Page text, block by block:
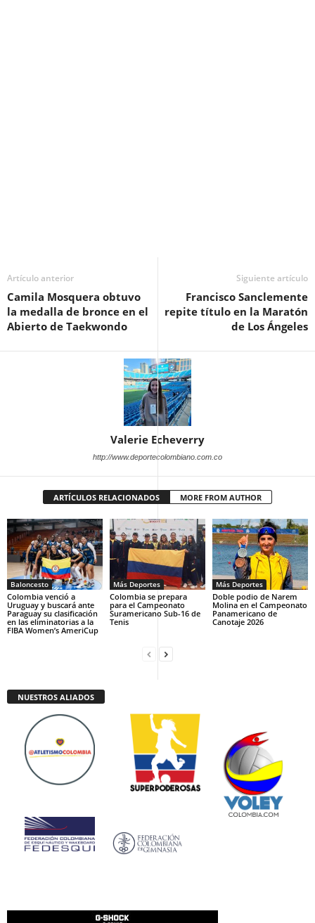
Artículo anterior
Camila Mosquera obtuvo
la medalla de bronce en el
Abierto de Taekwondo
Siguiente artículo
Francisco Sanclemente
repite título en la Maratón
de Los Ángeles
Valerie Echeverry
http://www.deportecolombiano.com.co
ARTÍCULOS RELACIONADOS MORE FROM AUTHOR
Baloncesto
Colombia venció a
Uruguay y buscará ante
Paraguay su clasificación
en las eliminatorias a la
FIBA Women’s AmeriCup
Más Deportes
Colombia se prepara
para el Campeonato
Suramericano Sub-16 de
Tenis
Más Deportes
Doble podio de Narem
Molina en el Campeonato
Panamericano de
Canotaje 2026
NUESTROS ALIADOS